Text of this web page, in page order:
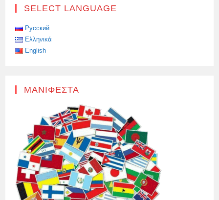
ΚΎΠΡΟΥ
SELECT LANGUAGE
Русский
Ελληνικά
English
ΜΑΝΙΦΈΣΤΑ